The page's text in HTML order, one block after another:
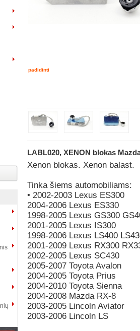
padidinti
LABL020, XENON blokas
Xenon blokas. Xenon balast.
Tinka šiems automobiliams:
• 2002-2003 Lexus ES300
2004-2006 Lexus ES330
1998-2005 Lexus GS300
2001-2005 Lexus IS300
1998-2006 Lexus LS400
2001-2009 Lexus RX300
2002-2005 Lexus SC430
2005-2007 Toyota Avalon
2004-2005 Toyota Prius
2004-2010 Toyota Sienna
2004-2008 Mazda RX-8
2003-2005 Lincoln Aviator
2003-2006 Lincoln LS